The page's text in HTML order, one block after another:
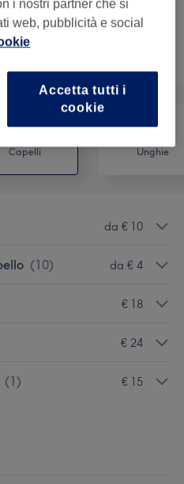
Capelli Unghie
da € 10
(10) da € 4
€ 18
€ 24
(1) € 15
i nostri partner che si
web, pubblicità e social
Accetta tutti i
cookie